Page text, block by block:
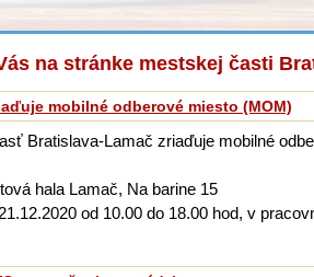
na stránke mestskej časti
mobilné odberové miesto (MOM)
Bratislava-Lamač zriaďuje mobilné
hala Lamač, Na barine 15
od 10.00 do 18.00 hod, v